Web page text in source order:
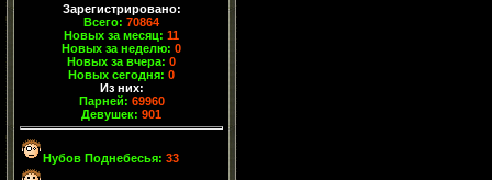
Зарегистрировано:
Всего: 70864
Новых за месяц: 11
Новых за неделю: 0
Новых за вчера: 0
Новых сегодня: 0
Из них:
Парней: 69960
Девушек: 901
Нубов Поднебесья: 33